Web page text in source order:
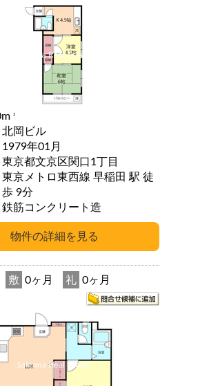
2
北岡ビル
1979年01月
東京都文京区関口1丁目
東京メトロ東西線 早稲田 駅 徒
歩 9分
鉄筋コンクリート造
敷 0ヶ月 礼 0ヶ月